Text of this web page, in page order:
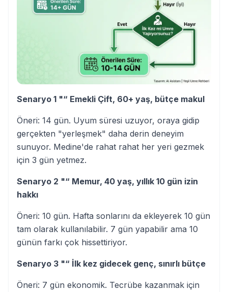
Senaryo 1 "“ Emekli Çift, 60+ yaş, bütçe makul
Öneri: 14 gün. Uyum süresi uzuyor, oraya gidip
gerçekten "yerleşmek" daha derin deneyim
sunuyor. Medine'de rahat rahat her yeri gezmek
için 3 gün yetmez.
Senaryo 2 "“ Memur, 40 yaş, yıllık 10 gün izin
hakkı
Öneri: 10 gün. Hafta sonlarını da ekleyerek 10 gün
tam olarak kullanılabilir. 7 gün yapabilir ama 10
günün farkı çok hissettiriyor.
Senaryo 3 "“ İlk kez gidecek genç, sınırlı bütçe
Öneri: 7 gün ekonomik. Tecrübe kazanmak için